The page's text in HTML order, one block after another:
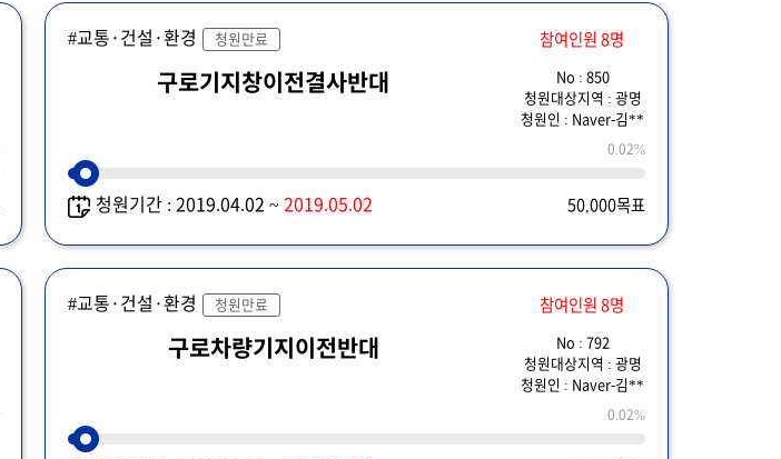
#교통·건설·환경 청원만료 참여인원 8명
구로기지창이전결사반대
No : 850
청원대상지역 : 광명
청원인 : Naver-김**
0.02%
청원기간 : 2019.04.02 ~ 2019.05.02 50,000목표
#교통·건설·환경 청원만료 참여인원 8명
구로차량기지이전반대
No : 792
청원대상지역 : 광명
청원인 : Naver-김**
0.02%